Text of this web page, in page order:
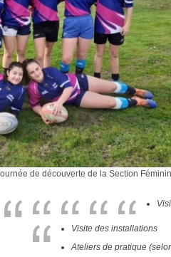
de découverte de la Section
Visite des installations
Ateliers de pratique